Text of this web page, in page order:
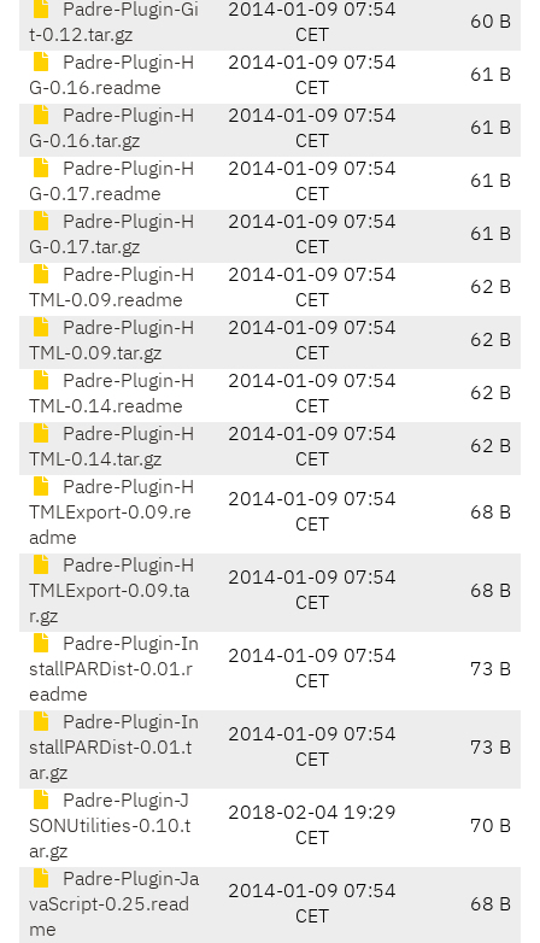
Padre-Plugin-Gi
t-0.12.tar.gz
2014-01-09 07:54
CET
60 B
Padre-Plugin-H
G-0.16.readme
2014-01-09 07:54
CET
61 B
Padre-Plugin-H
G-0.16.tar.gz
2014-01-09 07:54
CET
61 B
Padre-Plugin-H
G-0.17.readme
2014-01-09 07:54
CET
61 B
Padre-Plugin-H
G-0.17.tar.gz
2014-01-09 07:54
CET
61 B
Padre-Plugin-H
TML-0.09.readme
2014-01-09 07:54
CET
62 B
Padre-Plugin-H
TML-0.09.tar.gz
2014-01-09 07:54
CET
62 B
Padre-Plugin-H
TML-0.14.readme
2014-01-09 07:54
CET
62 B
Padre-Plugin-H
TML-0.14.tar.gz
2014-01-09 07:54
CET
62 B
Padre-Plugin-H
TMLExport-0.09.re
adme
2014-01-09 07:54
CET
68 B
Padre-Plugin-H
TMLExport-0.09.ta
r.gz
2014-01-09 07:54
CET
68 B
Padre-Plugin-In
stallPARDist-0.01.r
eadme
2014-01-09 07:54
CET
73 B
Padre-Plugin-In
stallPARDist-0.01.t
ar.gz
2014-01-09 07:54
CET
73 B
Padre-Plugin-J
SONUtilities-0.10.t
ar.gz
2018-02-04 19:29
CET
70 B
Padre-Plugin-Ja
vaScript-0.25.read
me
2014-01-09 07:54
CET
68 B